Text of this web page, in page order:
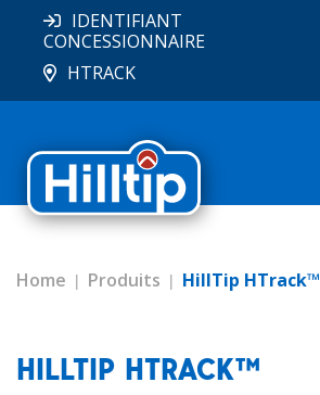
IDENTIFIANT
CONCESSIONNAIRE
HTRACK
Home Produits HillTip HTrack™
HILLTIP HTRACK™